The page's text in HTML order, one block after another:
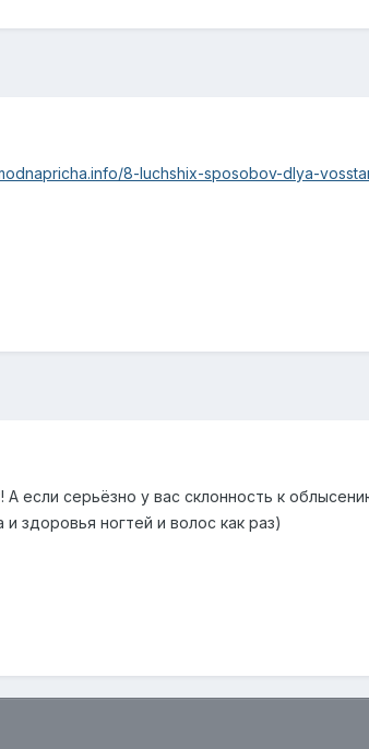
8-luchshix-sposobov-dlya-
если серьёзно у вас склонность к
здоровья ногтей и волос как раз)